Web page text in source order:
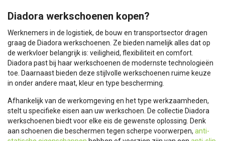
Diadora werkschoenen kopen?
Werknemers in de logistiek, de bouw en transportsector dragen
graag de Diadora werkschoenen. Ze bieden namelijk alles dat op
de werkvloer belangrijk is: veiligheid, flexibiliteit en comfort.
Diadora past bij haar werkschoenen de modernste technologieën
toe. Daarnaast bieden deze stijlvolle werkschoenen ruime keuze
in onder andere maat, kleur en type bescherming.
Afhankelijk van de werkomgeving en het type werkzaamheden,
stelt u specifieke eisen aan uw werkschoen. De collectie Diadora
werkschoenen biedt voor elke eis de gewenste oplossing. Denk
aan schoenen die beschermen tegen scherpe voorwerpen, anti-